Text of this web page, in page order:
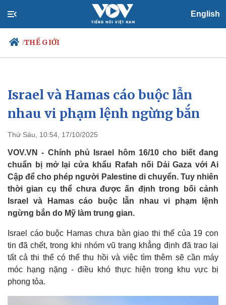
English
/THẾ GIỚI
Chính trị
Đảng
Tổ chức nhân sự
Nhận diện sự thật
Xã hội
Tin 24h
Dự báo thời tiết
Việc làm
Biển đảo
Israel và Hamas cáo buộc lẫn
nhau vi phạm lệnh ngừng bắn
Thứ Sáu, 10:54, 17/10/2025
VOV.VN - Chính phủ Israel hôm 16/10 cho biết đang
chuẩn bị mở lại cửa khẩu Rafah nối Dải Gaza với Ai
Cập để cho phép người Palestine di chuyển. Tuy nhiên
thời gian cụ thể chưa được ấn định trong bối cảnh
Israel và Hamas cáo buộc lẫn nhau vi phạm lệnh
ngừng bắn do Mỹ làm trung gian.
Israel cáo buộc Hamas chưa bàn giao thi thể của 19 con
tin đã chết, trong khi nhóm vũ trang khẳng định đã trao lại
tất cả thi thể có thể thu hồi và việc tìm thêm sẽ cần máy
móc hạng nặng - điều khó thực hiện trong khu vực bị
phong tỏa.